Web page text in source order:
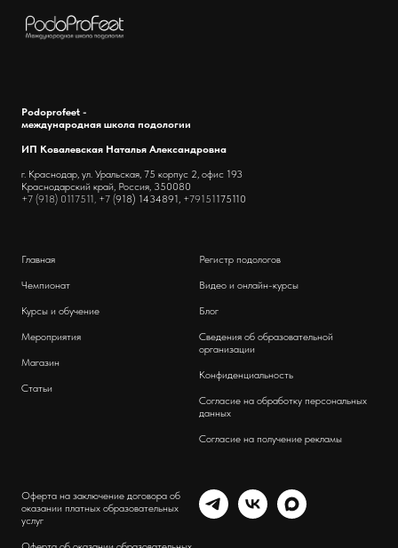
Podoprofeet -
международная школа подологии
ИП Ковалевская Наталья Александровна
г. Краснодар, ул. Уральская, 75 корпус 2, офис 193
Краснодарский край, Россия, 350080
+7 (918) 0117511, +7 (918) 1434891, +79151175110
Главная
Чемпионат
Курсы и обучение
Мероприятия
Магазин
Статьи
Регистр подологов
Видео и онлайн-курсы
Блог
Сведения об образовательной
организации
Конфиденциальность
Согласие на обработку персональных
данных
Согласие на получение рекламы
Оферта на заключение договора об
оказании платных образовательных
услуг